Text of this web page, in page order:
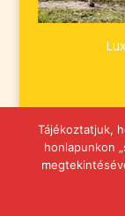
©
Tájékoztatjuk,
honlapunkon